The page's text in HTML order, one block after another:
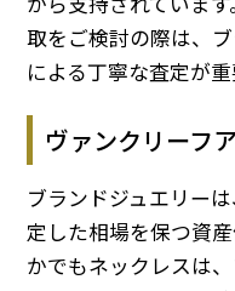
取をご検討の際は、
による丁寧な査定が重
ヴァンクリーフ
ブランドジュエリー
定した相場を保つ資
かでもネックレスは